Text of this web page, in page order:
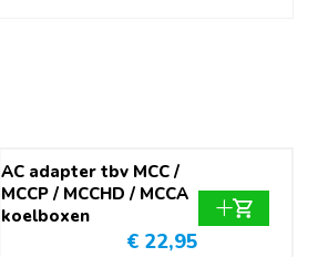
AC adapter tbv MCC /
MCCP / MCCHD / MCCA
koelboxen
€ 22,95